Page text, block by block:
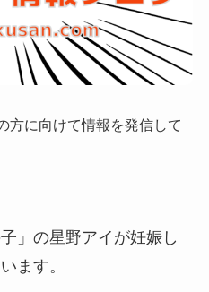
方に向けて情報を発信して
」の星野アイが妊娠し
ます。